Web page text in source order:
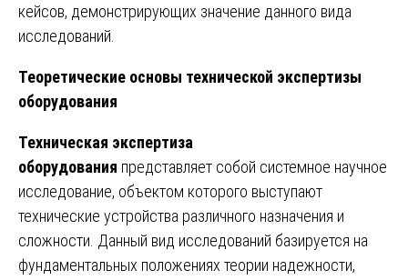
кейсов, демонстрирующих значение данного вида
исследований.
Теоретические основы технической экспертизы
оборудования
Техническая экспертиза
оборудования представляет собой системное научное
исследование, объектом которого выступают
технические устройства различного назначения и
сложности. Данный вид исследований базируется на
фундаментальных положениях теории надежности,